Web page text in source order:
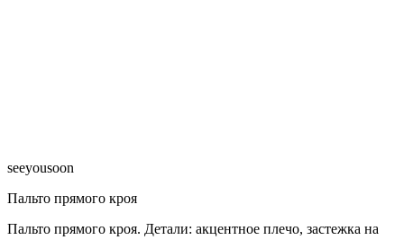
seeyousoon
Пальто прямого кроя
Пальто прямого кроя. Детали: акцентное плечо, застежка на